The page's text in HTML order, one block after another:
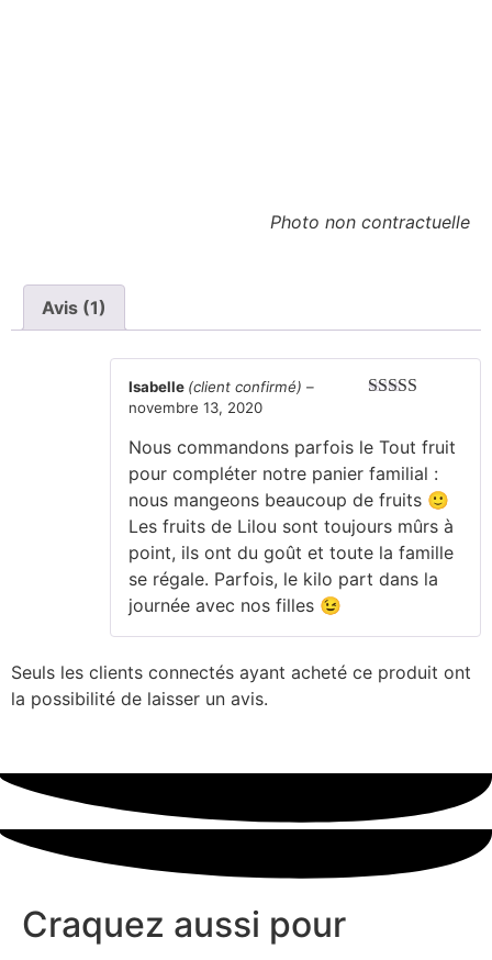
Photo non contractuelle
Avis (1)
Isabelle (client confirmé) –
novembre 13, 2020
Nous commandons parfois le Tout fruit
pour compléter notre panier familial :
nous mangeons beaucoup de fruits 🙂
Les fruits de Lilou sont toujours mûrs à
point, ils ont du goût et toute la famille
se régale. Parfois, le kilo part dans la
journée avec nos filles 😉
Seuls les clients connectés ayant acheté ce produit ont
la possibilité de laisser un avis.
Craquez aussi pour